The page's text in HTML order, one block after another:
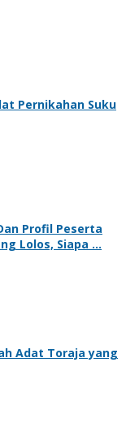
Pernikahan Suku
Profil Peserta
Lolos, Siapa …
Adat Toraja yang